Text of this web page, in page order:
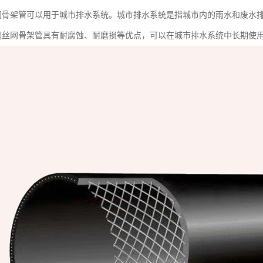
骨架管可以用于城市排水系统。城市排水系统是指城市内的雨水和废水
丝网骨架管具有耐腐蚀、耐磨损等优点，可以在城市排水系统中长期使